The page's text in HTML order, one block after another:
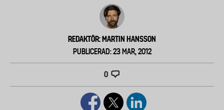
REDAKTÖR: MARTIN HANSSON
PUBLICERAD: 23 MAR, 2012
0